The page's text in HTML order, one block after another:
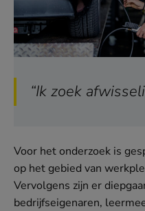
“Ik zoek
Voor het onderzoek is
op het gebied van
Vervolgens zijn er
bedrijfseigenaren,